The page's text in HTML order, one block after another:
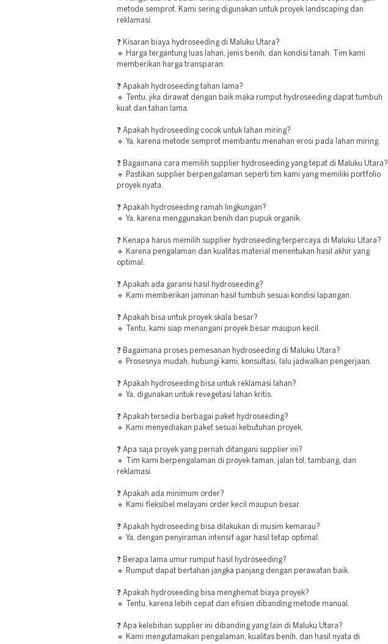
metode semprot. Kami sering digunakan untuk proyek landscaping dan
reklamasi.
❓ Kisaran biaya hydroseeding di Maluku Utara?
🔹 Harga tergantung luas lahan, jenis benih, dan kondisi tanah. Tim kami
memberikan harga transparan.
❓ Apakah hydroseeding tahan lama?
🔹 Tentu, jika dirawat dengan baik maka rumput hydroseeding dapat tumbuh
kuat dan tahan lama.
❓ Apakah hydroseeding cocok untuk lahan miring?
🔹 Ya, karena metode semprot membantu menahan erosi pada lahan miring.
❓ Bagaimana cara memilih supplier hydroseeding yang tepat di Maluku Utara?
🔹 Pastikan supplier berpengalaman seperti tim kami yang memiliki portfolio
proyek nyata.
❓ Apakah hydroseeding ramah lingkungan?
🔹 Ya, karena menggunakan benih dan pupuk organik.
❓ Kenapa harus memilih supplier hydroseeding terpercaya di Maluku Utara?
🔹 Karena pengalaman dan kualitas material menentukan hasil akhir yang
optimal.
❓ Apakah ada garansi hasil hydroseeding?
🔹 Kami memberikan jaminan hasil tumbuh sesuai kondisi lapangan.
❓ Apakah bisa untuk proyek skala besar?
🔹 Tentu, kami siap menangani proyek besar maupun kecil.
❓ Bagaimana proses pemesanan hydroseeding di Maluku Utara?
🔹 Prosesnya mudah, hubungi kami, konsultasi, lalu jadwalkan pengerjaan.
❓ Apakah hydroseeding bisa untuk reklamasi lahan?
🔹 Ya, digunakan untuk revegetasi lahan kritis.
❓ Apakah tersedia berbagai paket hydroseeding?
🔹 Kami menyediakan paket sesuai kebutuhan proyek.
❓ Apa saja proyek yang pernah ditangani supplier ini?
🔹 Tim kami berpengalaman di proyek taman, jalan tol, tambang, dan
reklamasi.
❓ Apakah ada minimum order?
🔹 Kami fleksibel melayani order kecil maupun besar.
❓ Apakah hydroseeding bisa dilakukan di musim kemarau?
🔹 Ya, dengan penyiraman intensif agar hasil tetap optimal.
❓ Berapa lama umur rumput hasil hydroseeding?
🔹 Rumput dapat bertahan jangka panjang dengan perawatan baik.
❓ Apakah hydroseeding bisa menghemat biaya proyek?
🔹 Tentu, karena lebih cepat dan efisien dibanding metode manual.
❓ Apa kelebihan supplier ini dibanding yang lain di Maluku Utara?
🔹 Kami mengutamakan pengalaman, kualitas benih, dan hasil nyata di